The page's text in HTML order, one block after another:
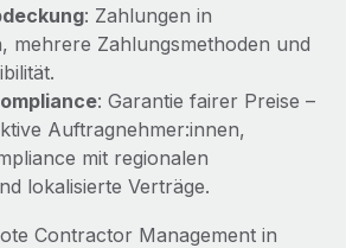
: Zahlungen in
mehrere Zahlungsmethoden und
: Garantie fairer Preise –
Auftragnehmer:innen,
mit regionalen
lokalisierte Verträge.
Contractor Management in